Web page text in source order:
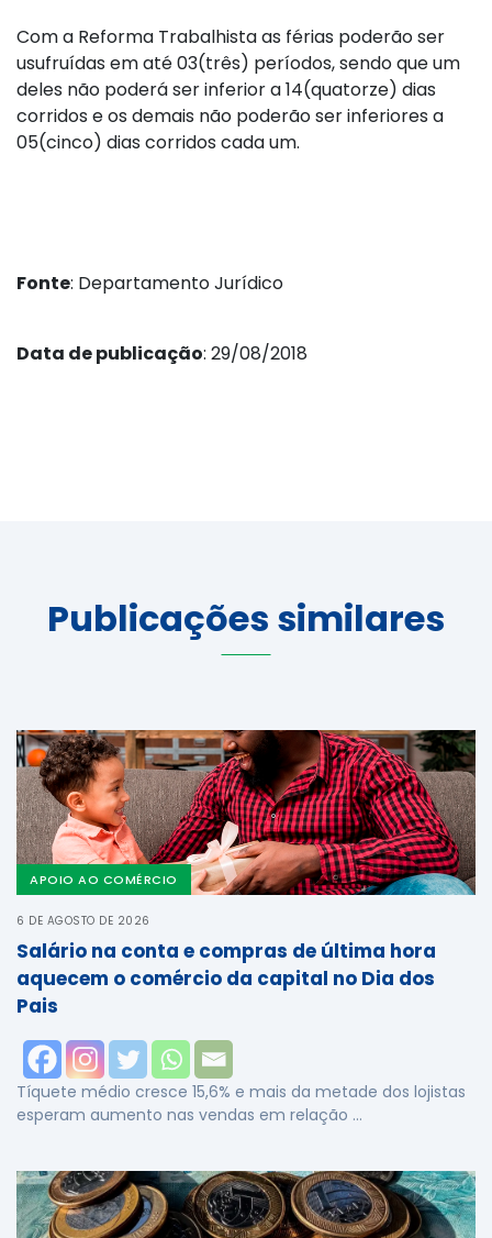
Com a Reforma Trabalhista as férias poderão ser
usufruídas em até 03(três) períodos, sendo que um
deles não poderá ser inferior a 14(quatorze) dias
corridos e os demais não poderão ser inferiores a
05(cinco) dias corridos cada um.
Fonte: Departamento Jurídico
Data de publicação: 29/08/2018
Publicações similares
APOIO AO COMÉRCIO
6 DE AGOSTO DE 2026
Salário na conta e compras de última hora
aquecem o comércio da capital no Dia dos
Pais
Tíquete médio cresce 15,6% e mais da metade dos lojistas
esperam aumento nas vendas em relação …